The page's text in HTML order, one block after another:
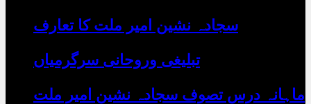
سجادہ نشین امیر ملت کا تعارف
تبلیغی وروحانی سرگرمیاں
ماہانہ درس تصوف سجادہ نشین امیر ملت